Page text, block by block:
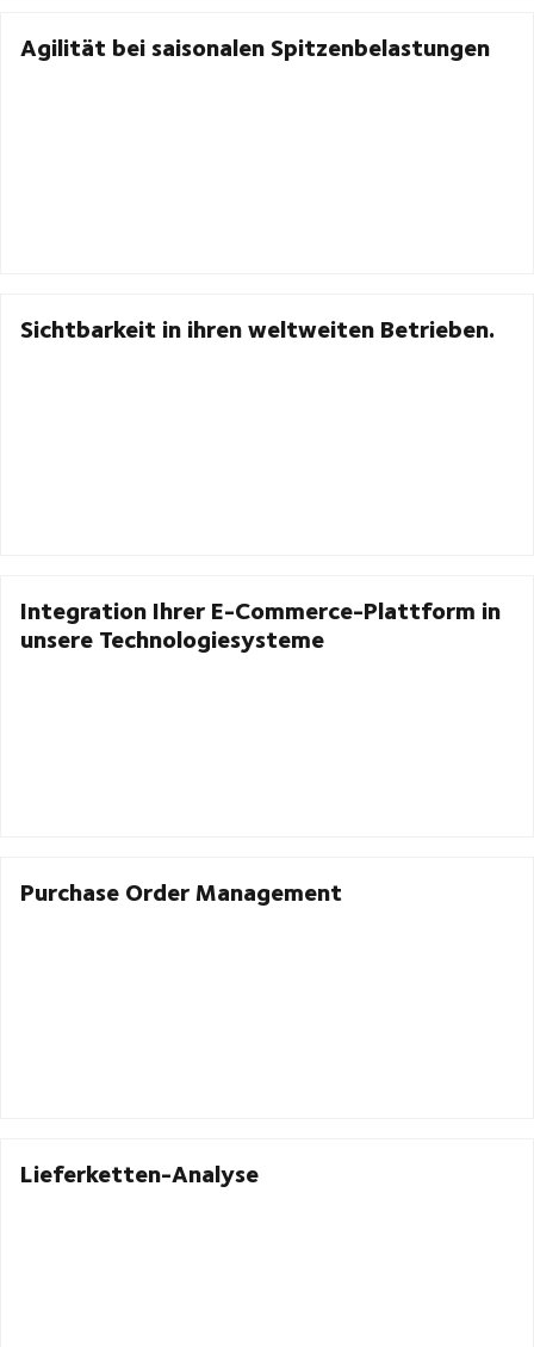
Agilität bei saisonalen Spitzenbelastungen
Sichtbarkeit in ihren weltweiten Betrieben.
Integration Ihrer E-Commerce-Plattform in
unsere Technologiesysteme
Purchase Order Management
Lieferketten-Analyse